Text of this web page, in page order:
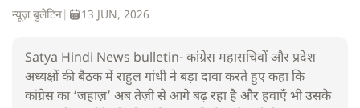
न्यूज़ बुलेटिन 13 JUN, 2026
Satya Hindi News bulletin- कांग्रेस महासचिवों और प्रदेश
अध्यक्षों की बैठक में राहुल गांधी ने बड़ा दावा करते हुए कहा कि
कांग्रेस का ‘जहाज़’ अब तेज़ी से आगे बढ़ रहा है और हवाएँ भी उसके